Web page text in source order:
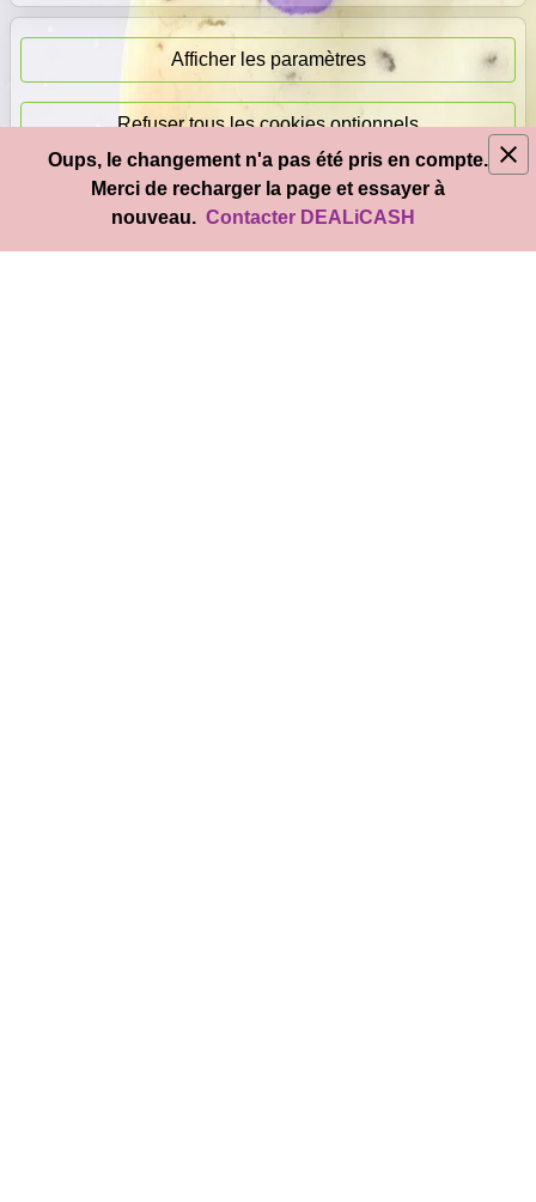
Afficher les paramètres
Refuser tous les cookies optionnels
Accepter tous les cookies
Paiement
immédiat
© 2026 DEALiCASH- Tous droits réservés
Oups, le changement n'a pas été pris en compte.
Merci de recharger la page et essayer à
nouveau. Contacter DEALiCASH